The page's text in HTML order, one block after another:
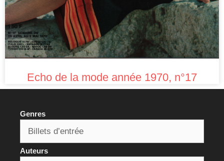
Echo de la mode année 1970, n°17
Genres
Auteurs